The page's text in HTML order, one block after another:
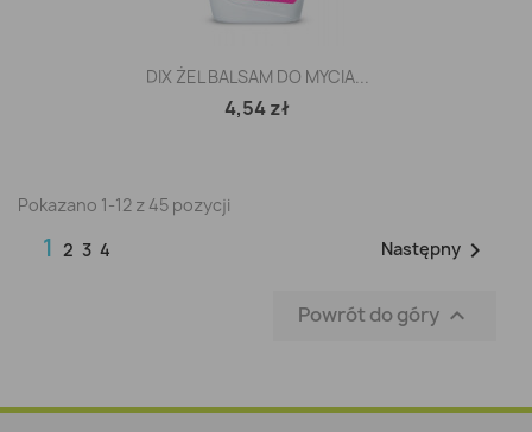
DIX ŻEL BALSAM DO MYCIA...
4,54 zł
Pokazano 1-12 z 45 pozycji
1 2 3 4 Następny 
Powrót do góry 